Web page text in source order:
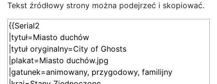
Tekst źródłowy strony można podejrzeć i skopiować.